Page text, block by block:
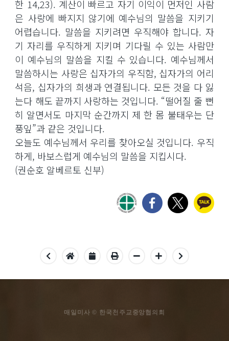
한 14,23). 계산이 빠르고 자기 이익이 먼저인 사람
은 사랑에 빠지지 않기에 예수님의 말씀을 지키기
어렵습니다. 말씀을 지키려면 우직해야 합니다. 자
기 자리를 우직하게 지키며 기다릴 수 있는 사람만
이 예수님의 말씀을 지킬 수 있습니다. 예수님께서
말씀하시는 사랑은 십자가의 우직함, 십자가의 어리
석음, 십자가의 희생과 연결됩니다. 모든 것을 다 잃
는다 해도 끝까지 사랑하는 것입니다. “떨어질 줄 뻔
히 알면서도 마지막 순간까지 제 한 몸 불태우는 단
풍잎”과 같은 것입니다.
오늘도 예수님께서 우리를 찾아오실 것입니다. 우직
하게, 바보스럽게 예수님의 말씀을 지킵시다.
(권순호 알베르토 신부)
매일미사 © 한국천주교중앙협의회